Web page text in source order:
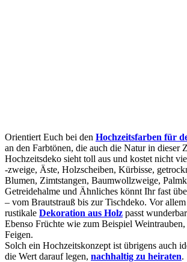
Orientiert Euch bei den Hochzeitsfarben für
an den Farbtönen, die auch die Natur in dieser
Hochzeitsdeko sieht toll aus und kostet nicht
-zweige, Äste, Holzscheiben, Kürbisse,
Blumen, Zimtstangen, Baumwollzweige,
Getreidehalme und Ähnliches könnt Ihr fast
– vom Brautstrauß bis zur Tischdeko. Vor allem
rustikale Dekoration aus Holz passt
Ebenso Früchte wie zum Beispiel
Feigen.
Solch ein Hochzeitskonzept ist übrigens auch
die Wert darauf legen, nachhaltig zu heiraten.